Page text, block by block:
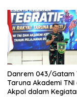
Danrem 043/Gatam
Taruna Akademi TNI
Akpol dalam